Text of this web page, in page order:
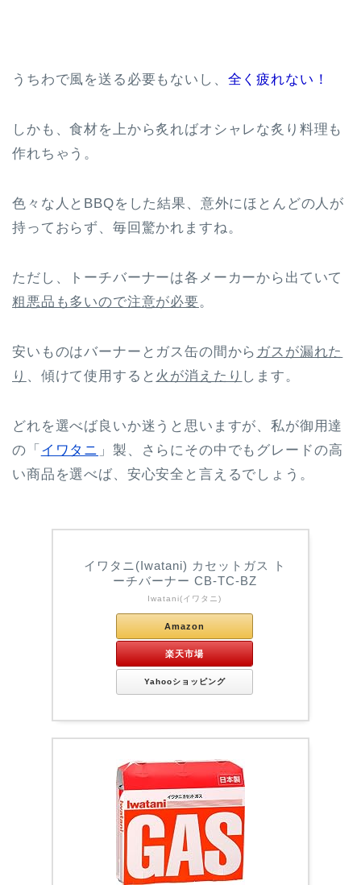
うちわで風を送る必要もないし、 全く疲れない！
しかも、食材を上から炙ればオシャレな炙り料理も
作れちゃう。
色々な人とBBQをした結果、意外にほとんどの人が
持っておらず、毎回驚かれますね。
ただし、トーチバーナーは各メーカーから出ていて
粗悪品も多いので注意が必要。
安いものはバーナーとガス缶の間から ガスが漏れた
り 、傾けて使用すると 火が消えたり します。
どれを選べば良いか迷うと思いますが、私が御用達
の「 イワタニ 」製、さらにその中でもグレードの高
い商品を選べば、安心安全と言えるでしょう。
イワタニ(Iwatani) カセットガス ト
ーチバーナー CB-TC-BZ
Iwatani(イワタニ)
Amazon
楽天市場
Yahooショッピング